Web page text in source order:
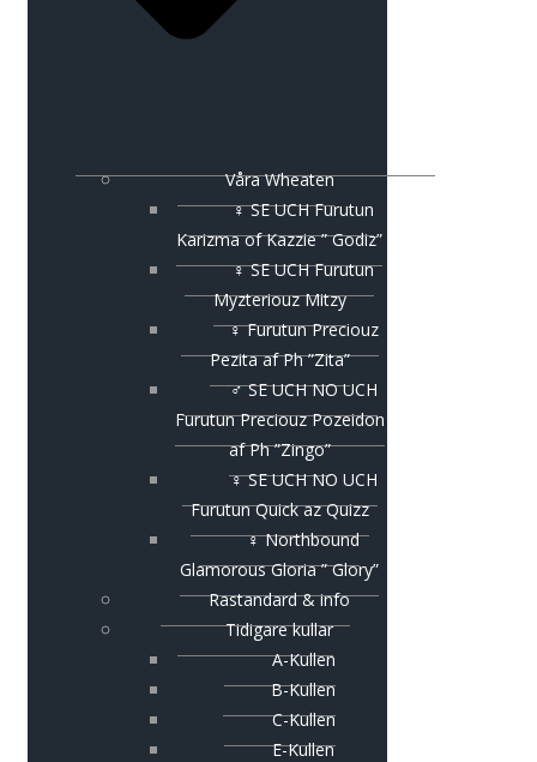
Våra Wheaten
♀ SE UCH Furutun
Karizma of Kazzie ” Godiz”
♀ SE UCH Furutun
Myzteriouz Mitzy
♀ Furutun Preciouz
Pezita af Ph ”Zita”
♂ SE UCH NO UCH
Furutun Preciouz Pozeidon
af Ph ”Zingo”
♀ SE UCH NO UCH
Furutun Quick az Quizz
♀ Northbound
Glamorous Gloria ” Glory”
Rastandard & info
Tidigare kullar
A-Kullen
B-Kullen
C-Kullen
E-Kullen